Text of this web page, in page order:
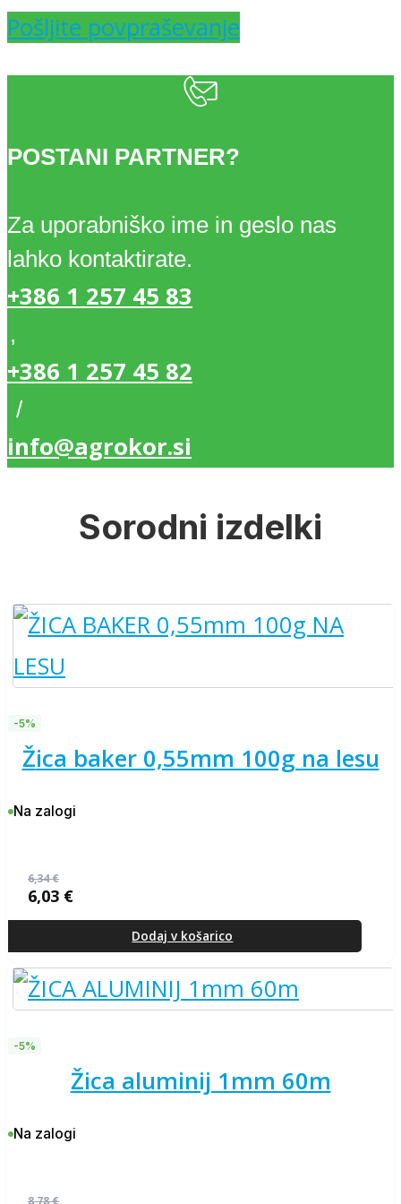
Pošljite povpraševanje
POSTANI PARTNER?
Za uporabniško ime in geslo nas
lahko kontaktirate.
+386 1 257 45 83
,
+386 1 257 45 82
/
info@agrokor.si
Sorodni izdelki
-5%
žica baker 0,55mm 100g na lesu
Na zalogi
6,34€
cena
6,34 €.
6,03 €
cena
Dodaj v košarico
-5%
žica aluminij 1mm 60m
Na zalogi
8,78€